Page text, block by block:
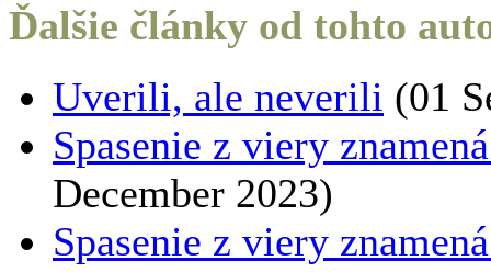
Ďalšie články od tohto
Uverili, ale neverili (01
Spasenie z viery
December 2023)
Spasenie z viery